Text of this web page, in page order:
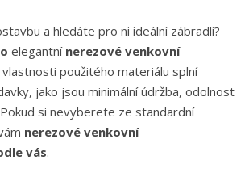
a hledáte pro ni ideální zábradlí?
o elegantní nerezové venkovní
použitého materiálu splní
jako jsou minimální údržba, odolnost
si nevyberete ze standardní
nerezové venkovní
vás.